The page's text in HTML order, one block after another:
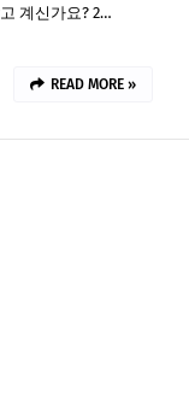
계신가요? 2…
READ MORE »